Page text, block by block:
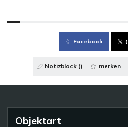
Facebook
Notizblock () merken
Objektart